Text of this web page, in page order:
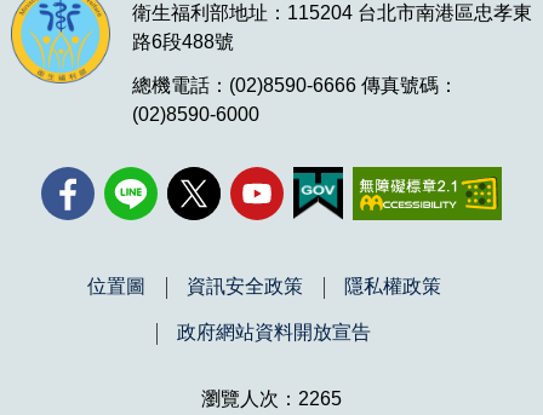
衛生福利部地址：115204 台北市南港區忠孝東
路6段488號
總機電話：(02)8590-6666 傳真號碼：
(02)8590-6000
位置圖 資訊安全政策 隱私權政策
政府網站資料開放宣告
瀏覽人次：2265